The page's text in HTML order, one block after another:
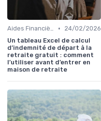
Aides Financières et Subventions •
24/02/2026
Un tableau Excel de calcul
d’indemnité de départ à la
retraite gratuit : comment
l’utiliser avant d’entrer en
maison de retraite